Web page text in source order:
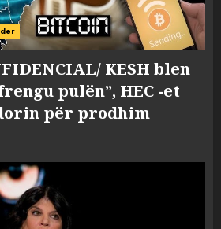
KESH blen
pulën”, HEC -et
për prodhim